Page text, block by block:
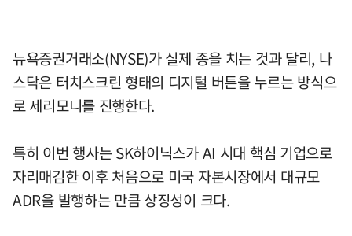
뉴욕증권거래소(NYSE)가 실제 종을 치는 것과 달리, 나
스닥은 터치스크린 형태의 디지털 버튼을 누르는 방식으
로 세리모니를 진행한다.
특히 이번 행사는 SK하이닉스가 AI 시대 핵심 기업으로
자리매김한 이후 처음으로 미국 자본시장에서 대규모
ADR을 발행하는 만큼 상징성이 크다.